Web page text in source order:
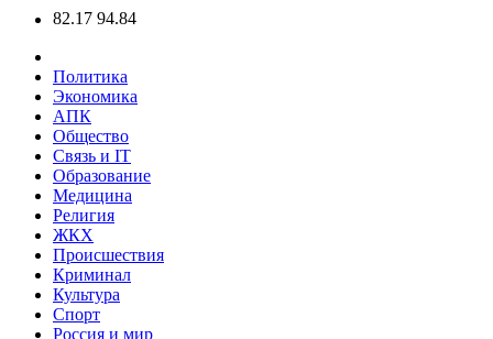
82.17 94.84
Политика
Экономика
АПК
Общество
Связь и IT
Образование
Медицина
Религия
ЖКХ
Происшествия
Криминал
Культура
Спорт
Россия и мир